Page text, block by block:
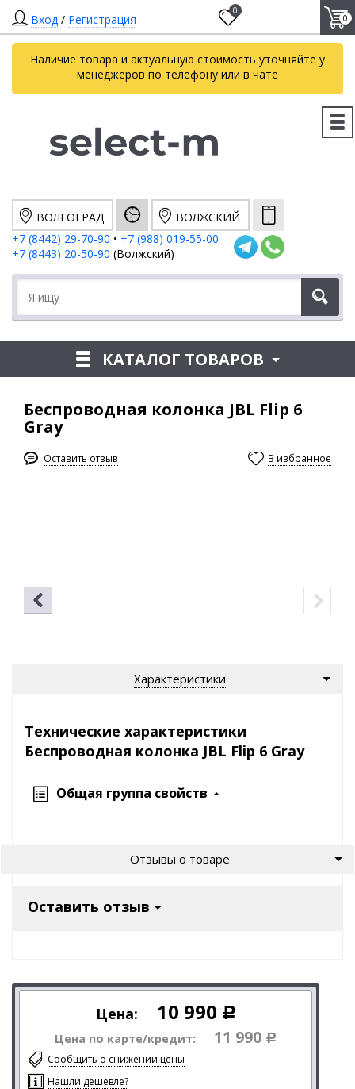
Вход / Регистрация
0
0
Наличие товара и актуальную стоимость уточняйте у
менеджеров по телефону или в чате
ВОЛГОГРАД
ВОЛЖСКИЙ
+7 (8442) 29-70-90 • +7 (988) 019-55-00
+7 (8443) 20-50-90 (Волжский)
КАТАЛОГ ТОВАРОВ
Беспроводная колонка JBL Flip 6
Gray
Оставить отзыв В избранное
Характеристики
Технические характеристики
Беспроводная колонка JBL Flip 6 Gray
Общая группа свойств
Отзывы о товаре
Оставить отзыв
Цена: 10 990 Р
Цена по карте/кредит: 11 990 Р
Сообщить о снижении цены
Нашли дешевле?